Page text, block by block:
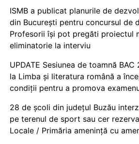
ISMB a publicat planurile de
din București pentru concursul de
Profesorii își pot pregăti proiectul
eliminatorie la interviu
UPDATE Sesiunea de toamnă
la Limba și literatura română a
condiții pentru a promova
28 de școli din județul Buzău
pe terenul de sport sau cer
Locale / Primăria amenință cu